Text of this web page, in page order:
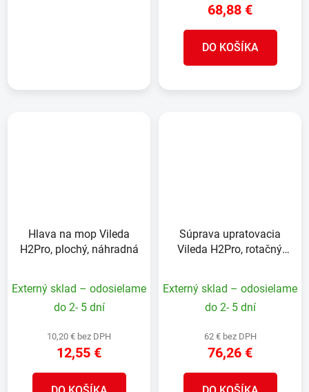
68,88 €
DO KOŠÍKA
Hlava na mop Vileda
H2Pro, plochý, náhradná
Externý sklad – odosielame
do 2- 5 dní
10,20 € bez DPH
12,55 €
Súprava upratovacia
Vileda H2Pro, rotačný,
Externý sklad – odosielame
do 2- 5 dní
62 € bez DPH
76,26 €